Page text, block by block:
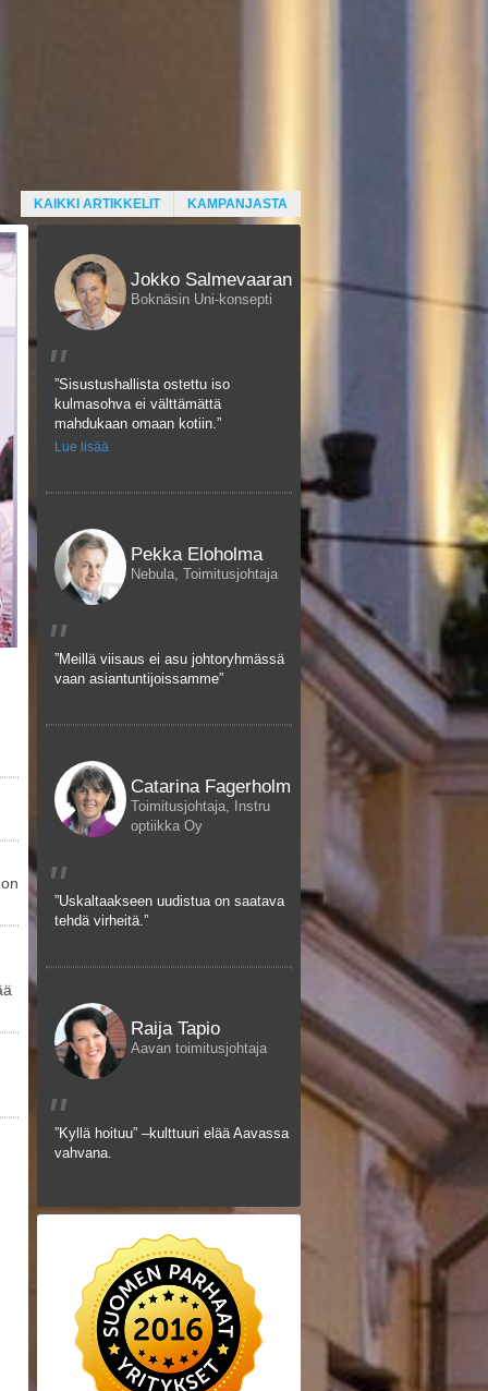
KAIKKI ARTIKKELIT KAMPANJASTA
Jokko Salmevaaran
Boknäsin Uni-konsepti
"
”Sisustushallista ostettu iso
kulmasohva ei välttämättä
mahdukaan omaan kotiin.”
Lue lisää
Pekka Eloholma
Nebula, Toimitusjohtaja
"
”Meillä viisaus ei asu johtoryhmässä
vaan asiantuntijoissamme”
Catarina Fagerholm
Toimitusjohtaja, Instru
optiikka Oy
"
”Uskaltaakseen uudistua on saatava
tehdä virheitä.”
Raija Tapio
Aavan toimitusjohtaja
"
”Kyllä hoituu” –kulttuuri elää Aavassa
vahvana.